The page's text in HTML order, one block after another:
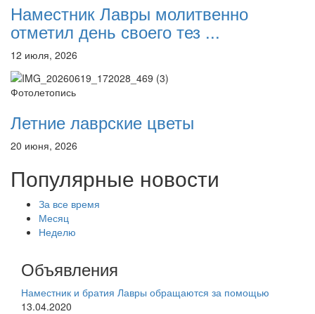
Наместник Лавры молитвенно
отметил день своего тез ...
12 июля, 2026
Фотолетопись
Летние лаврские цветы
20 июня, 2026
Популярные новости
За все время
Месяц
Неделю
Объявления
Наместник и братия Лавры обращаются за помощью
13.04.2020